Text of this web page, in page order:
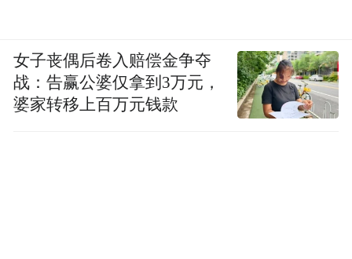
女子丧偶后卷入赔偿金争夺
战：告赢公婆仅拿到3万元，
婆家转移上百万元钱款